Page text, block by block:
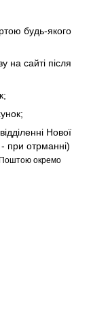
будь-якого
на сайті після
Нової
при отрманні)
Поштою окремо